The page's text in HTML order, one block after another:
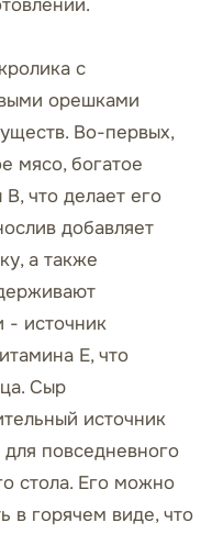
с
орешками
Во-первых,
мясо, богатое
что делает его
добавляет
а также
- источник
Е, что
Сыр
источник
повседневного
стола. Его можно
в горячем виде, что